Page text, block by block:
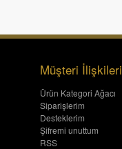
Müşteri İlişkileri
Ürün Kategori Ağacı
Siparişlerim
Desteklerim
Şifremi unuttum
RSS